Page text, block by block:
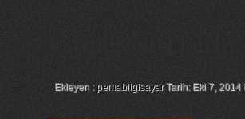
Ekleyen : pemabilgisayarTarih: Eki 7, 2014